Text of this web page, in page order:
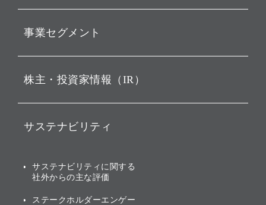
動画配信
経営理念
ビジョン
戦略
バリュー
ソフトバンクグループの歩
[AI] What dreams are made
事業セグメント
ソフトバンク・ビジョン・
その他
グループ企業一覧
株主・投資家情報（IR）
IRカレンダー
業績・財務
アニュアルレポート
サステナビリティ
トップメッセージ
サステナビリティの考え方
サステナビリティに関する
社外からの主な評価
ステークホルダーエンゲー